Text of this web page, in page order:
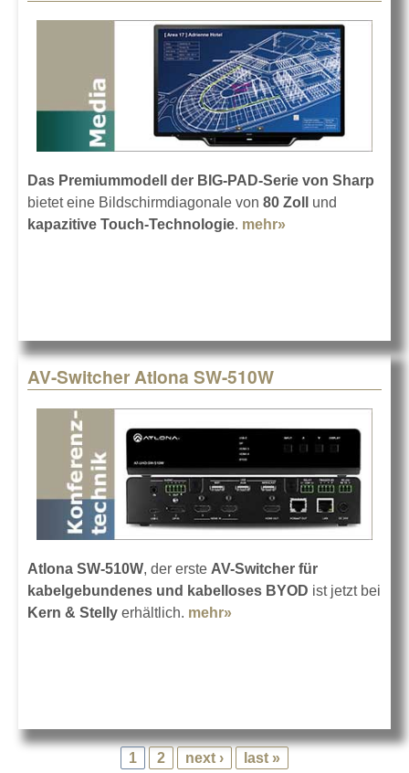
Das Premiummodell der BIG-PAD-Serie von Sharp
bietet eine Bildschirmdiagonale von 80 Zoll
und
kapazitive Touch-Technologie. mehr»
AV-Switcher Atlona SW-510W
Atlona SW-510W, der erste AV-Switcher für
kabelgebundenes und kabelloses BYOD ist jetzt bei
Kern & Stelly erhältlich. mehr»
1 2 next › last »